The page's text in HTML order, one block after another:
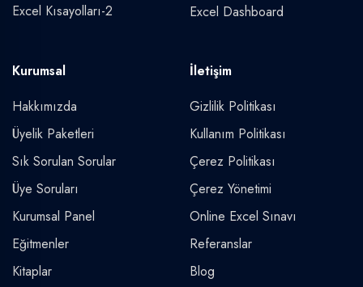
Excel Kısayolları-2
Excel Dashboard
Kurumsal
Hakkımızda
Üyelik Paketleri
Sık Sorulan Sorular
Üye Soruları
Kurumsal Panel
Eğitmenler
Kitaplar
İletişim
Gizlilik Politikası
Kullanım Politikası
Çerez Politikası
Çerez Yönetimi
Online Excel Sınavı
Referanslar
Blog